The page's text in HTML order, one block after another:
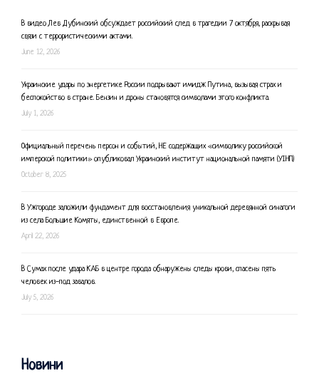
В видео Лев Дубинский обсуждает российский след в трагедии 7 октября, раскрывая
связи с террористическими актами.
June 12, 2026
Украинские удары по энергетике России подрывают имидж Путина, вызывая страх и
беспокойство в стране. Бензин и дроны становятся символами этого конфликта.
July 1, 2026
Официальный перечень персон и событий, НЕ содержащих «символику российской
имперской политики» опубликовал Украинский институт национальной памяти (УІНП)
October 8, 2025
В Ужгороде заложили фундамент для восстановления уникальной деревянной синагоги
из села Большие Комяты, единственной в Европе.
April 22, 2026
В Сумах после удара КАБ в центре города обнаружены следы крови, спасены пять
человек из-под завалов.
July 5, 2026
Новини